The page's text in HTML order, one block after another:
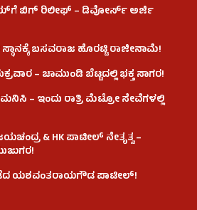
ಬಿಗ್ ರಿಲೀಫ್ – ಡಿವೋರ್ಸ್ ಅರ್ಜಿ
ಬಸವರಾಜ ಹೊರಟ್ಟಿ ರಾಜೀನಾಮೆ!
– ಚಾಮುಂಡಿ ಬೆಟ್ಟದಲ್ಲಿ ಭಕ್ತ ಸಾಗರ!
– ಇಂದು ರಾತ್ರಿ ಮೆಟ್ರೋ ಸೇವೆಗಳಲ್ಲಿ
& HK ಪಾಟೀಲ್ ನೇತೃತ್ವ –
ಯಶವಂತರಾಯಗೌಡ ಪಾಟೀಲ್‌!